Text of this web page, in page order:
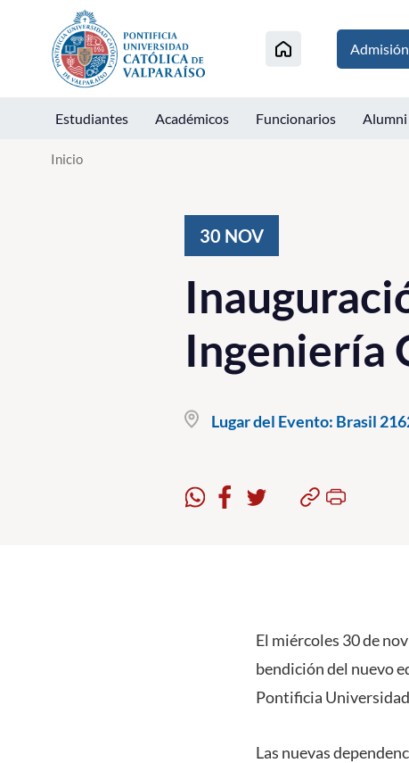
Click acá para ir directamente al contenido
Admisión
Estudiantes Académicos Funcionarios Alumni
Inicio
30 NOV
Ingeniería
Lugar del Evento: Brasil
El miércoles 30 de
bendición del nuevo
Pontificia
Las nuevas